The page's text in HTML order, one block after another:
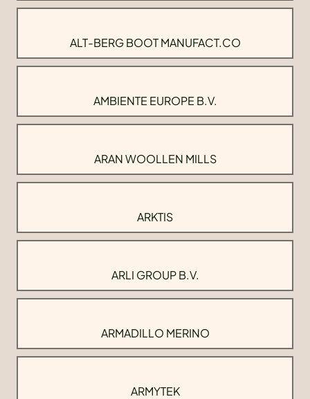
ALT-BERG BOOT MANUFACT.CO
AMBIENTE EUROPE B.V.
ARAN WOOLLEN MILLS
ARKTIS
ARLI GROUP B.V.
ARMADILLO MERINO
ARMYTEK